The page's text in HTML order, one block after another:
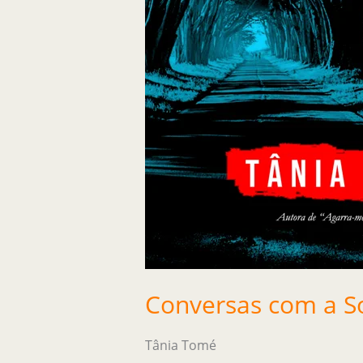
Conversas com a
Tânia Tomé